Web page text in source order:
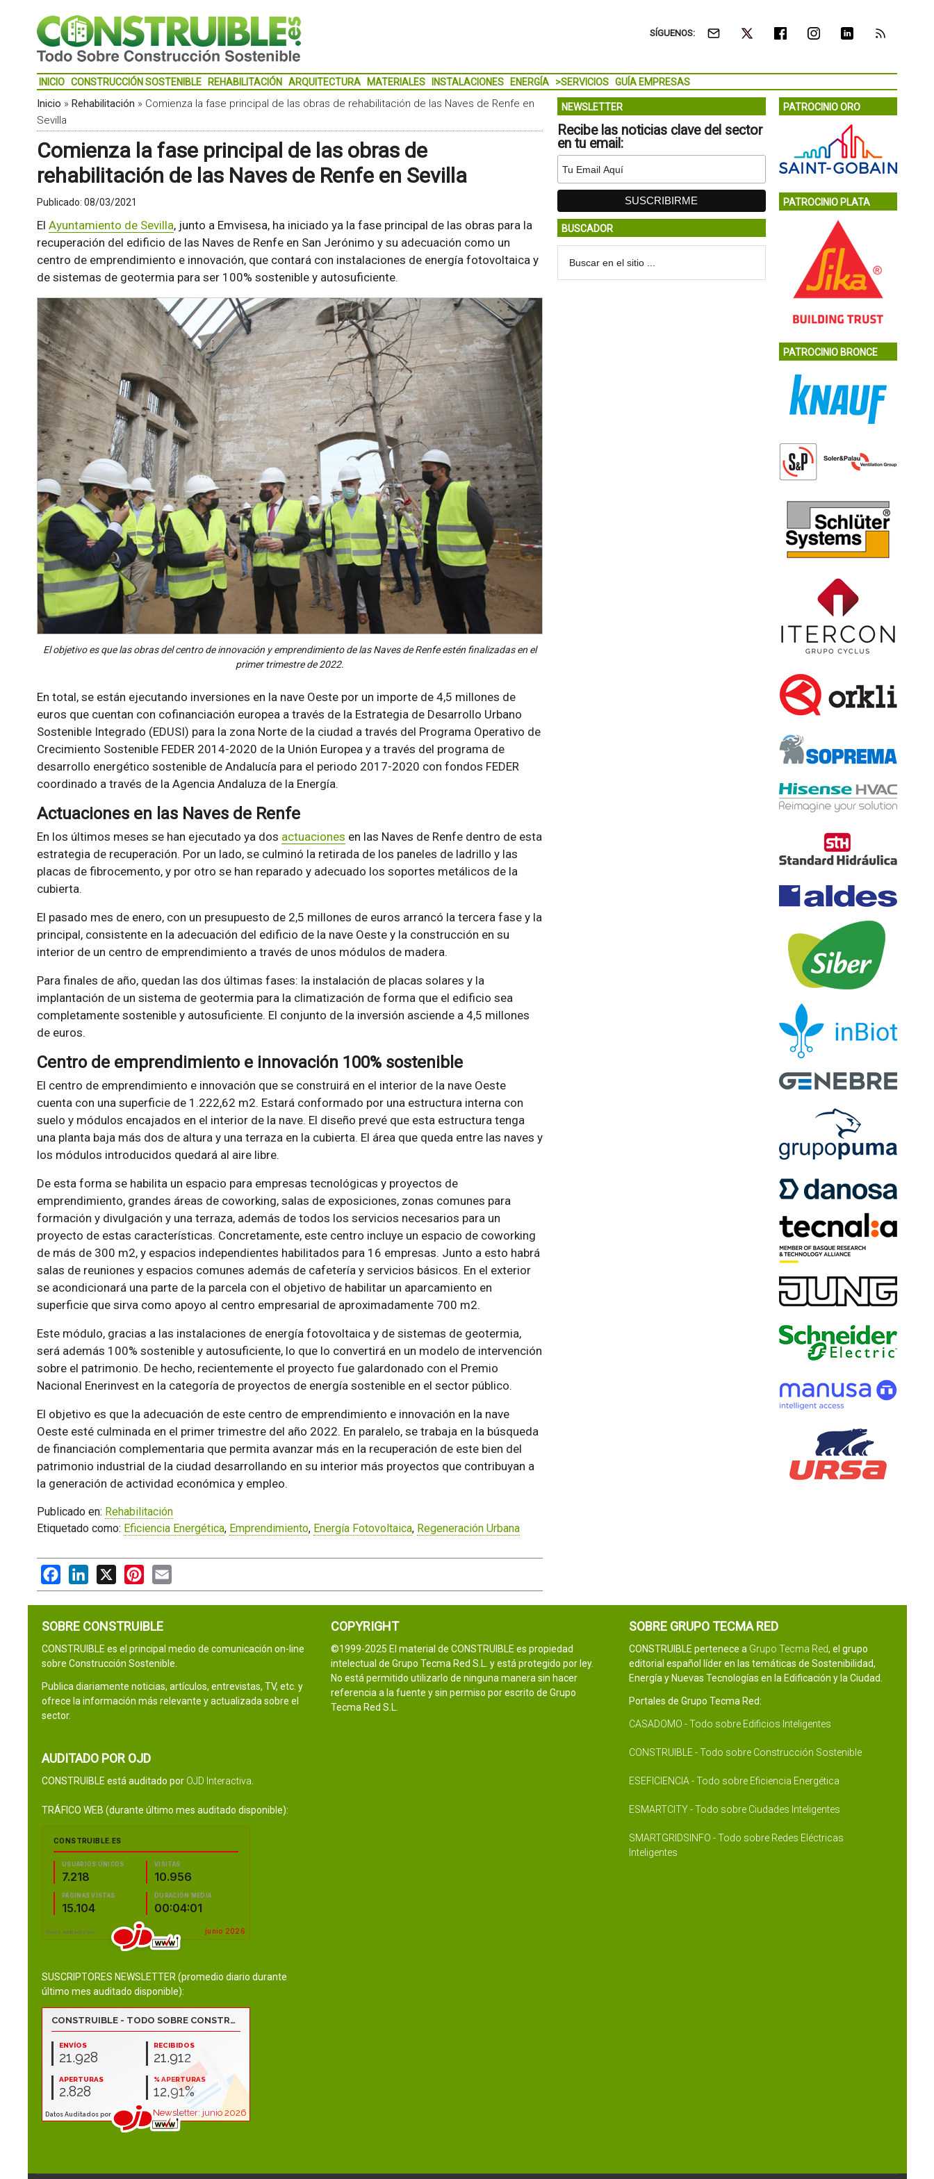
SÍGUENOS:
INICIO CONSTRUCCIÓN SOSTENIBLE REHABILITACIÓN ARQUITECTURA MATERIALES INSTALACIONES ENERGÍA >SERVICIOS GUÍA EMPRESAS
Inicio » Rehabilitación » Comienza la fase principal de las obras de rehabilitación de las Naves de Renfe en
Sevilla
Comienza la fase principal de las obras de
rehabilitación de las Naves de Renfe en Sevilla
Publicado: 08/03/2021
El Ayuntamiento de Sevilla, junto a Emvisesa, ha iniciado ya la fase principal de las obras para la
recuperación del edificio de las Naves de Renfe en San Jerónimo y su adecuación como un
centro de emprendimiento e innovación, que contará con instalaciones de energía fotovoltaica y
de sistemas de geotermia para ser 100% sostenible y autosuficiente.
El objetivo es que las obras del centro de innovación y emprendimiento de las Naves de Renfe estén finalizadas en el
primer trimestre de 2022.
En total, se están ejecutando inversiones en la nave Oeste por un importe de 4,5 millones de
euros que cuentan con cofinanciación europea a través de la Estrategia de Desarrollo Urbano
Sostenible Integrado (EDUSI) para la zona Norte de la ciudad a través del Programa Operativo de
Crecimiento Sostenible FEDER 2014-2020 de la Unión Europea y a través del programa de
desarrollo energético sostenible de Andalucía para el periodo 2017-2020 con fondos FEDER
coordinado a través de la Agencia Andaluza de la Energía.
Actuaciones en las Naves de Renfe
En los últimos meses se han ejecutado ya dos actuaciones en las Naves de Renfe dentro de esta
estrategia de recuperación. Por un lado, se culminó la retirada de los paneles de ladrillo y las
placas de fibrocemento, y por otro se han reparado y adecuado los soportes metálicos de la
cubierta.
El pasado mes de enero, con un presupuesto de 2,5 millones de euros arrancó la tercera fase y la
principal, consistente en la adecuación del edificio de la nave Oeste y la construcción en su
interior de un centro de emprendimiento a través de unos módulos de madera.
Para finales de año, quedan las dos últimas fases: la instalación de placas solares y la
implantación de un sistema de geotermia para la climatización de forma que el edificio sea
completamente sostenible y autosuficiente. El conjunto de la inversión asciende a 4,5 millones
de euros.
Centro de emprendimiento e innovación 100% sostenible
El centro de emprendimiento e innovación que se construirá en el interior de la nave Oeste
cuenta con una superficie de 1.222,62 m2. Estará conformado por una estructura interna con
suelo y módulos encajados en el interior de la nave. El diseño prevé que esta estructura tenga
una planta baja más dos de altura y una terraza en la cubierta. El área que queda entre las naves y
los módulos introducidos quedará al aire libre.
De esta forma se habilita un espacio para empresas tecnológicas y proyectos de
emprendimiento, grandes áreas de coworking, salas de exposiciones, zonas comunes para
formación y divulgación y una terraza, además de todos los servicios necesarios para un
proyecto de estas características. Concretamente, este centro incluye un espacio de coworking
de más de 300 m2, y espacios independientes habilitados para 16 empresas. Junto a esto habrá
salas de reuniones y espacios comunes además de cafetería y servicios básicos. En el exterior
se acondicionará una parte de la parcela con el objetivo de habilitar un aparcamiento en
superficie que sirva como apoyo al centro empresarial de aproximadamente 700 m2.
Este módulo, gracias a las instalaciones de energía fotovoltaica y de sistemas de geotermia,
será además 100% sostenible y autosuficiente, lo que lo convertirá en un modelo de intervención
sobre el patrimonio. De hecho, recientemente el proyecto fue galardonado con el Premio
Nacional Enerinvest en la categoría de proyectos de energía sostenible en el sector público.
El objetivo es que la adecuación de este centro de emprendimiento e innovación en la nave
Oeste esté culminada en el primer trimestre del año 2022. En paralelo, se trabaja en la búsqueda
de financiación complementaria que permita avanzar más en la recuperación de este bien del
patrimonio industrial de la ciudad desarrollando en su interior más proyectos que contribuyan a
la generación de actividad económica y empleo.
Publicado en: Rehabilitación
Etiquetado como: Eficiencia Energética, Emprendimiento, Energía Fotovoltaica, Regeneración Urbana
FacebookLinkedIn
X PinterestEmail
NEWSLETTER
Recibe las noticias clave del sector
en tu email:
BUSCADOR
PATROCINIO ORO
PATROCINIO PLATA
PATROCINIO BRONCE
SOBRE CONSTRUIBLE
CONSTRUIBLE es el principal medio de comunicación on-line
sobre Construcción Sostenible.
Publica diariamente noticias, artículos, entrevistas, TV, etc. y
ofrece la información más relevante y actualizada sobre el
sector.
AUDITADO POR OJD
CONSTRUIBLE está auditado por OJD Interactiva
TRÁFICO WEB (durante último mes auditado disponible):
SUSCRIPTORES NEWSLETTER (promedio diario durante
último mes auditado disponible):
COPYRIGHT
©1999-2025 El material de CONSTRUIBLE es propiedad
intelectual de Grupo Tecma Red S.L. y está protegido por ley.
No está permitido utilizarlo de ninguna manera sin hacer
referencia a la fuente y sin permiso por escrito de Grupo
Tecma Red S.L.
SOBRE GRUPO TECMA RED
CONSTRUIBLE pertenece a Grupo Tecma Red, el grupo
editorial español líder en las temáticas de Sostenibilidad,
Energía y Nuevas Tecnologías en la Edificación y la Ciudad.
Portales de Grupo Tecma Red:
CASADOMO - Todo sobre Edificios Inteligentes
CONSTRUIBLE - Todo sobre Construcción Sostenible
ESEFICIENCIA - Todo sobre Eficiencia Energética
ESMARTCITY - Todo sobre Ciudades Inteligentes
SMARTGRIDSINFO - Todo sobre Redes Eléctricas
Inteligentes